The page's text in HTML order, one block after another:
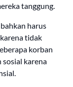
tanggung.
harus
tidak
korban
karena